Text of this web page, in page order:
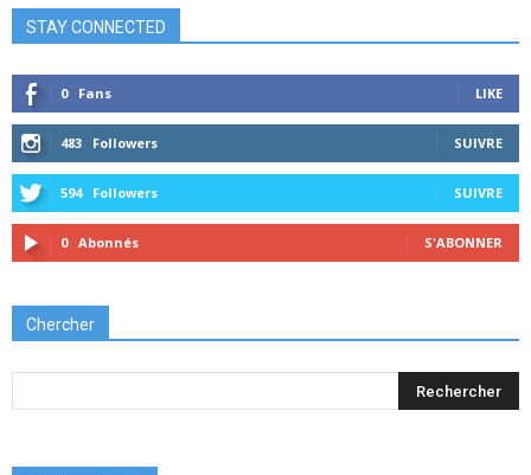
STAY CONNECTED
0 Fans LIKE
483 Followers SUIVRE
594 Followers SUIVRE
0 Abonnés S'ABONNER
Chercher